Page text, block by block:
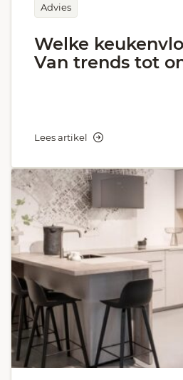
Advies
Welke
Van trends tot
Lees artikel